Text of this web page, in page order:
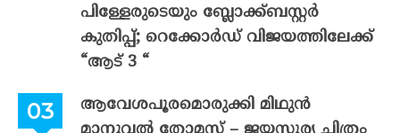
പിള്ളേരുടെയും ബ്ലോക്ക്ബസ്റ്റർ
കുതിപ്പ്; റെക്കോർഡ് വിജയത്തിലേക്ക്
“ആട് 3 “
ആവേശപൂരമൊരുക്കി മിഥുൻ